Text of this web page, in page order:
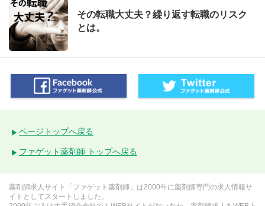
その転職大丈夫？繰り返す転職のリスク
とは。
ページトップへ戻る
ファゲット薬剤師 トップへ戻る
薬剤師求人サイト「ファゲット薬剤師」は2000年に薬剤師専門の求人情報サ
イトとしてスタートしました。